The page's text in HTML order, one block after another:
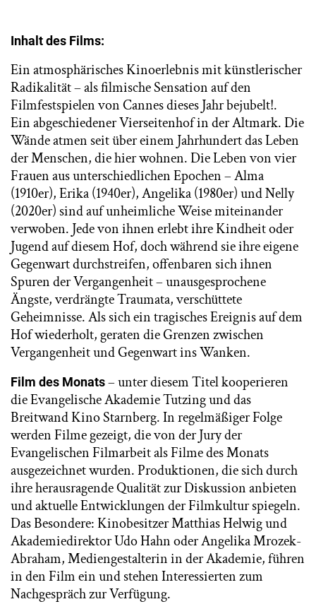
Inhalt des Films:
Ein atmosphärisches Kinoerlebnis mit künstlerischer
Radikalität – als filmische Sensation auf den
Filmfestspielen von Cannes dieses Jahr bejubelt!.
Ein abgeschiedener Vierseitenhof in der Altmark. Die
Wände atmen seit über einem Jahrhundert das Leben
der Menschen, die hier wohnen. Die Leben von vier
Frauen aus unterschiedlichen Epochen – Alma
(1910er), Erika (1940er), Angelika (1980er) und Nelly
(2020er) sind auf unheimliche Weise miteinander
verwoben. Jede von ihnen erlebt ihre Kindheit oder
Jugend auf diesem Hof, doch während sie ihre eigene
Gegenwart durchstreifen, offenbaren sich ihnen
Spuren der Vergangenheit – unausgesprochene
Ängste, verdrängte Traumata, verschüttete
Geheimnisse. Als sich ein tragisches Ereignis auf dem
Hof wiederholt, geraten die Grenzen zwischen
Vergangenheit und Gegenwart ins Wanken.
Film des Monats– unter diesem Titel kooperieren
die Evangelische Akademie Tutzing und das
Breitwand Kino Starnberg. In regelmäßiger Folge
werden Filme gezeigt, die von der Jury der
Evangelischen Filmarbeit als Filme des Monats
ausgezeichnet wurden. Produktionen, die sich durch
ihre herausragende Qualität zur Diskussion anbieten
und aktuelle Entwicklungen der Filmkultur spiegeln.
Das Besondere: Kinobesitzer Matthias Helwig und
Akademiedirektor Udo Hahn oder Angelika Mrozek-
Abraham, Mediengestalterin in der Akademie, führen
in den Film ein und stehen Interessierten zum
Nachgespräch zur Verfügung.